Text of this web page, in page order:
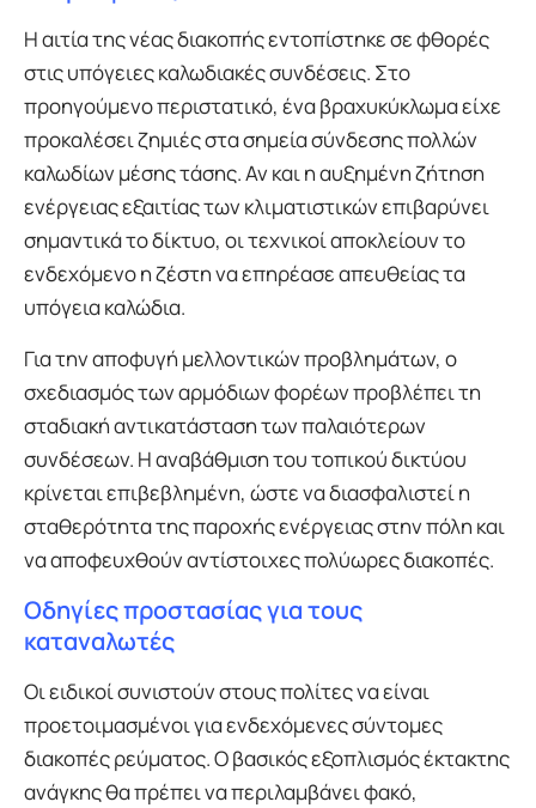
Η αιτία της νέας διακοπής εντοπίστηκε σε φθορές
στις υπόγειες καλωδιακές συνδέσεις. Στο
προηγούμενο περιστατικό, ένα βραχυκύκλωμα είχε
προκαλέσει ζημιές στα σημεία σύνδεσης πολλών
καλωδίων μέσης τάσης. Αν και η αυξημένη ζήτηση
ενέργειας εξαιτίας των κλιματιστικών επιβαρύνει
σημαντικά το δίκτυο, οι τεχνικοί αποκλείουν το
ενδεχόμενο η ζέστη να επηρέασε απευθείας τα
υπόγεια καλώδια.
Για την αποφυγή μελλοντικών προβλημάτων, ο
σχεδιασμός των αρμόδιων φορέων προβλέπει τη
σταδιακή αντικατάσταση των παλαιότερων
συνδέσεων. Η αναβάθμιση του τοπικού δικτύου
κρίνεται επιβεβλημένη, ώστε να διασφαλιστεί η
σταθερότητα της παροχής ενέργειας στην πόλη και
να αποφευχθούν αντίστοιχες πολύωρες διακοπές.
Οδηγίες προστασίας για τους
καταναλωτές
Οι ειδικοί συνιστούν στους πολίτες να είναι
προετοιμασμένοι για ενδεχόμενες σύντομες
διακοπές ρεύματος. Ο βασικός εξοπλισμός έκτακτης
ανάγκης θα πρέπει να περιλαμβάνει φακό,